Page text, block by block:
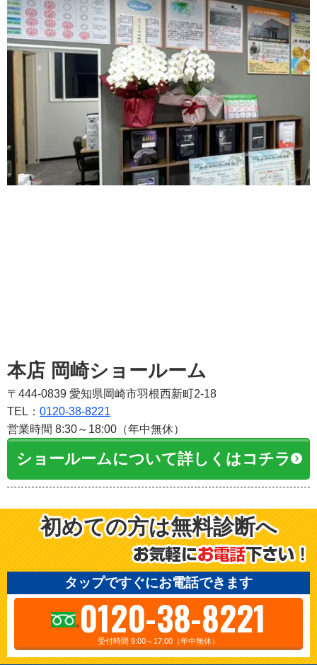
本店 岡崎ショールーム
〒444-0839 愛知県岡崎市羽根西新町2-18
TEL： 0120-38-8221
営業時間 8:30～18:00（年中無休）
ショールームについて詳しくはコチラ
初めての方は無料診断へ
タップですぐにお電話できます
0120-38-8221
受付時間 9:00～17:00（年中無休）